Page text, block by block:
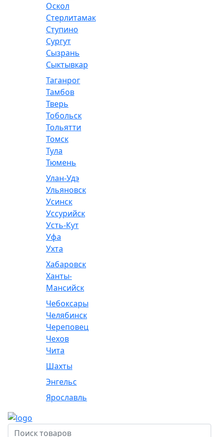
Оскол
Стерлитамак
Ступино
Сургут
Сызрань
Сыктывкар
Таганрог
Тамбов
Тверь
Тобольск
Тольятти
Томск
Тула
Тюмень
Улан-Удэ
Ульяновск
Усинск
Уссурийск
Усть-Кут
Уфа
Ухта
Хабаровск
Ханты-
Мансийск
Чебоксары
Челябинск
Череповец
Чехов
Чита
Шахты
Энгельс
Ярославль